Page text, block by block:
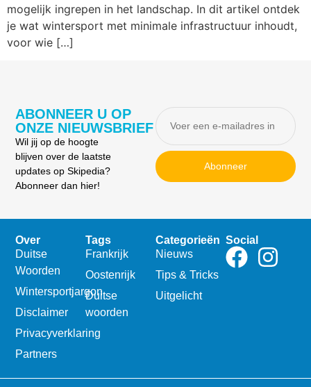
mogelijk ingrepen in het landschap. In dit artikel ontdek
je wat wintersport met minimale infrastructuur inhoudt,
voor wie […]
ABONNEER U OP
ONZE NIEUWSBRIEF
Wil jij op de hoogte
blijven over de laatste
updates op Skipedia?
Abonneer dan hier!
Abonneer
Over
Duitse
Woorden
Wintersportjargon
Disclaimer
Privacyverklaring
Partners
Tags
Frankrijk
Oostenrijk
Duitse
woorden
Categorieën
Nieuws
Tips & Tricks
Uitgelicht
Social